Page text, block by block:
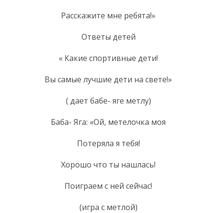
Расскажите мне ребята!»
Ответы детей
« Какие спортивные дети!
Вы самые лучшие дети на свете!»
( дает бабе- яге метлу)
Баба- Яга: «Ой, метелочка моя
Потеряла я тебя!
Хорошо что ты нашлась!
Поиграем с ней сейчас!
(игра с метлой)